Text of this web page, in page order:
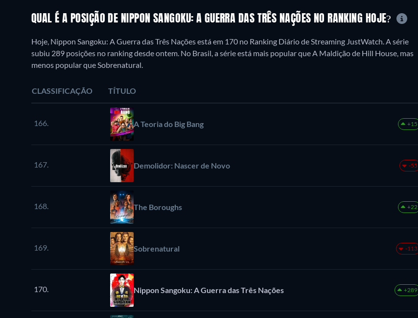
QUAL É A POSIÇÃO DE NIPPON SANGOKU: A GUERRA DAS TRÊS NAÇÕES NO RANKING HOJE?
Hoje, Nippon Sangoku: A Guerra das Três Nações está em 170 no Ranking Diário de Streaming JustWatch. A série
subiu 289 posições no ranking desde ontem. No Brasil, a série está mais popular que A Maldição de Hill House, mas
menos popular que Sobrenatural.
CLASSIFICAÇÃO TÍTULO
166. A Teoria do Big Bang +15
167. Demolidor: Nascer de Novo -55
168. The Boroughs +22
169. Sobrenatural -113
170. Nippon Sangoku: A Guerra das Três Nações +289